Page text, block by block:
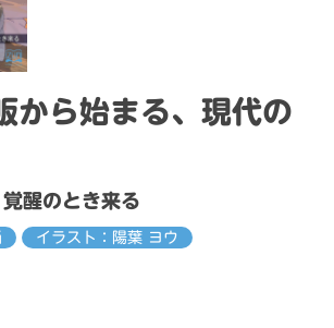
から始まる、現代の
醒のとき来る
イラスト：陽葉 ヨウ